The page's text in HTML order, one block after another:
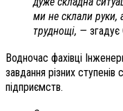
ми не склали руки,
труднощі, — згадує
Водночас фахівці
завдання різних
підприємств.